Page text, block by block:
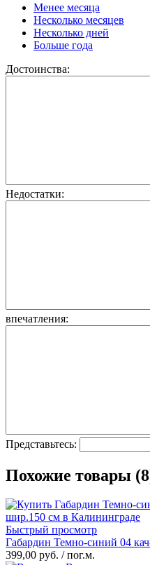
Менее месяца
Несколько месяцев
Несколько дней
Больше года
Достоинства:
Недостатки:
впечатления:
Представьтесь:
Похожие товары
Быстрый просмотр
Габардин Темно-синий 04
399,00 руб. / пог.м.